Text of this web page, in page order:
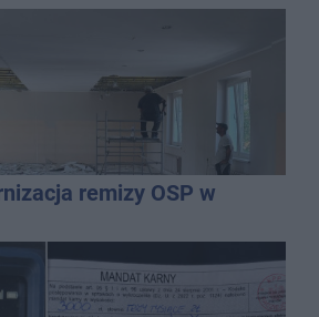
remizy OSP w